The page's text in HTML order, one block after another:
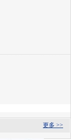
更多 >>